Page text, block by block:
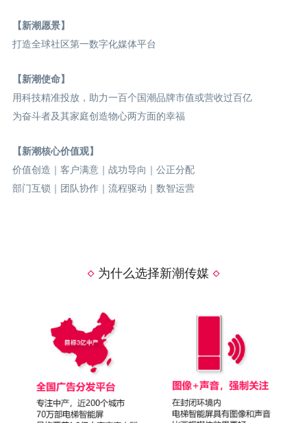
【新潮愿景】
打造全球社区第一数字化媒体平台
【新潮使命】
用科技精准投放，助力一百个国潮品牌市值或营收过百亿
为奋斗者及其家庭创造物心两方面的幸福
【新潮核心价值观】
价值创造｜客户满意｜战功导向｜公正分配
部门互锁｜团队协作｜流程驱动｜数智运营
为什么选择新潮传媒